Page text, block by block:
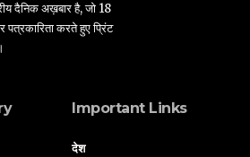
दैनिक अख़बार है, जो 18
पत्रकारिता करते हुए प्रिंट
Important Links
देश